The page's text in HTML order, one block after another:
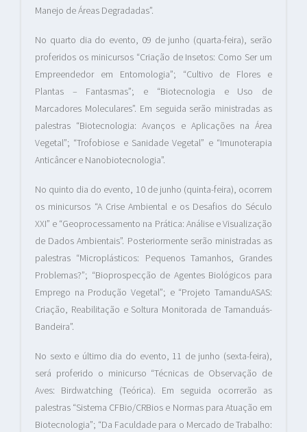
Manejo de Áreas Degradadas”.
No quarto dia do evento, 09 de junho (quarta-feira), serão
proferidos os minicursos “Criação de Insetos: Como Ser um
Empreendedor em Entomologia”; “Cultivo de Flores e
Plantas – Fantasmas”; e “Biotecnologia e Uso de
Marcadores Moleculares”. Em seguida serão ministradas as
palestras “Biotecnologia: Avanços e Aplicações na Área
Vegetal”; “Trofobiose e Sanidade Vegetal” e “Imunoterapia
Anticâncer e Nanobiotecnologia”.
No quinto dia do evento, 10 de junho (quinta-feira), ocorrem
os minicursos “A Crise Ambiental e os Desafios do Século
XXI” e “Geoprocessamento na Prática: Análise e Visualização
de Dados Ambientais”. Posteriormente serão ministradas as
palestras “Microplásticos: Pequenos Tamanhos, Grandes
Problemas?”; “Bioprospecção de Agentes Biológicos para
Emprego na Produção Vegetal”; e “Projeto TamanduASAS:
Criação, Reabilitação e Soltura Monitorada de Tamanduás-
Bandeira”.
No sexto e último dia do evento, 11 de junho (sexta-feira),
será proferido o minicurso “Técnicas de Observação de
Aves: Birdwatching (Teórica). Em seguida ocorrerão as
palestras “Sistema CFBio/CRBios e Normas para Atuação em
Biotecnologia”; “Da Faculdade para o Mercado de Trabalho: